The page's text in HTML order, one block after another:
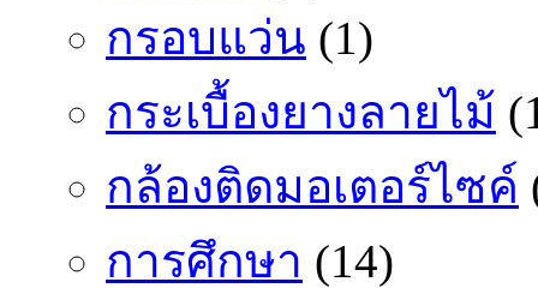
กรอบแว่น (1)
กระเบื้องยางลายไม้
กล้องติดมอเตอร์ไซค์
การศึกษา (14)